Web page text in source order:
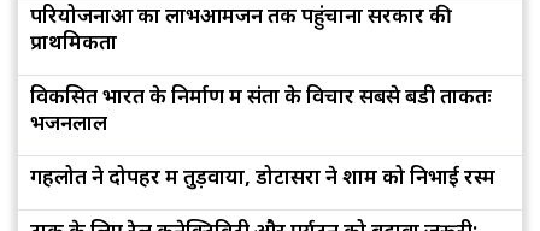
परियोजनाओं का लाभआमजन तक पहुंचाना सरकार की
प्राथमिकता
विकसित भारत के निर्माण में संतों के विचार सबसे बडी ताकतः
भजनलाल
गहलोत ने दोपहर में तुड़वाया, डोटासरा ने शाम को निभाई रस्म